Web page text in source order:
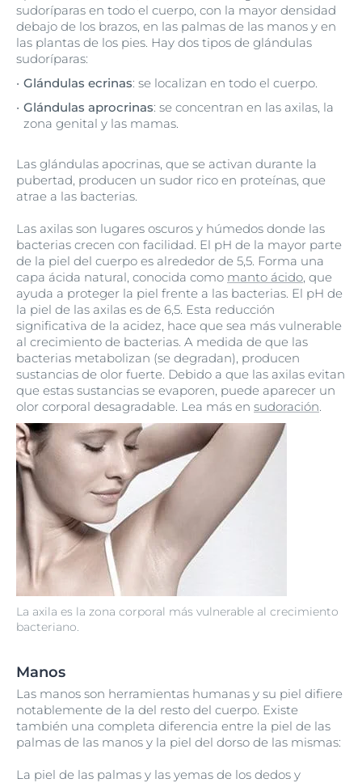
sudoríparas en todo el cuerpo, con la mayor densidad
debajo de los brazos, en las palmas de las manos y en
las plantas de los pies. Hay dos tipos de glándulas
sudoríparas:
Glándulas ecrinas: se localizan en todo el cuerpo.
Glándulas aprocrinas: se concentran en las axilas, la
zona genital y las mamas.
Las glándulas apocrinas, que se activan durante la
pubertad, producen un sudor rico en proteínas, que
atrae a las bacterias.
La axila es la zona corporal más vulnerable al crecimiento
bacteriano.
Las axilas son lugares oscuros y húmedos donde las
bacterias crecen con facilidad. El pH de la mayor parte
de la piel del cuerpo es alrededor de 5,5. Forma una
capa ácida natural, conocida como manto ácido, que
ayuda a proteger la piel frente a las bacterias. El pH de
la piel de las axilas es de 6,5. Esta reducción
significativa de la acidez, hace que sea más vulnerable
al crecimiento de bacterias. A medida de que las
bacterias metabolizan (se degradan), producen
sustancias de olor fuerte. Debido a que las axilas evitan
que estas sustancias se evaporen, puede aparecer un
olor corporal desagradable. Lea más en sudoración.
Manos
Las manos son herramientas humanas y su piel difiere
notablemente de la del resto del cuerpo. Existe
también una completa diferencia entre la piel de las
palmas de las manos y la piel del dorso de las mismas:
La piel de las palmas y las yemas de los dedos y